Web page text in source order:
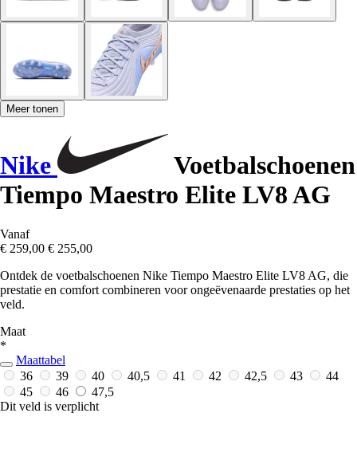
Meer tonen
Nike
Voetbalschoenen
Tiempo Maestro Elite LV8 AG
Vanaf
€ 259,00 € 255,00
Ontdek de voetbalschoenen Nike Tiempo Maestro Elite LV8 AG, die
prestatie en comfort combineren voor ongeëvenaarde prestaties op het
veld.
Maat
*
Maattabel
36
39 40 40,5 41 42 42,5 43
44
45
46
47,5
Dit veld is verplicht